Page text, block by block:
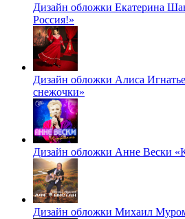
Дизайн обложки Екатерина
Россия!»
Дизайн обложки Алиса
снежочки»
Дизайн обложки Анне Вески
Дизайн обложки Михаил